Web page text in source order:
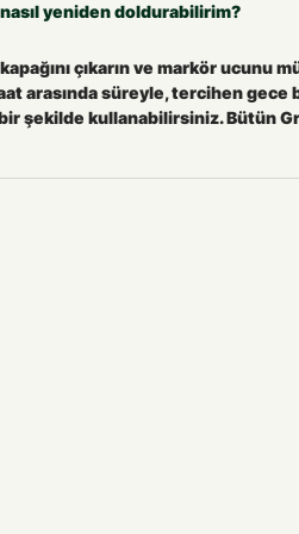
yeniden doldurabilirim?
çıkarın ve markör
arasında süreyle, tercihen gece
şekilde kullanabilirsiniz. Bütün